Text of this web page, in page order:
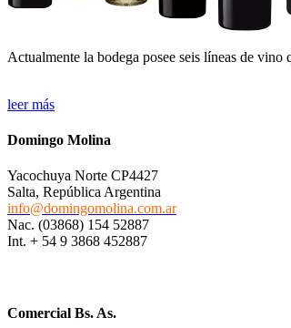
Actualmente la bodega posee seis líneas de
leer más
Domingo Molina
Yacochuya Norte CP4427
Salta, República Argentina
info@domingomolina.com.ar
Nac. (03868) 154 52887
Int. + 54 9 3868 452887
Comercial Bs. As.